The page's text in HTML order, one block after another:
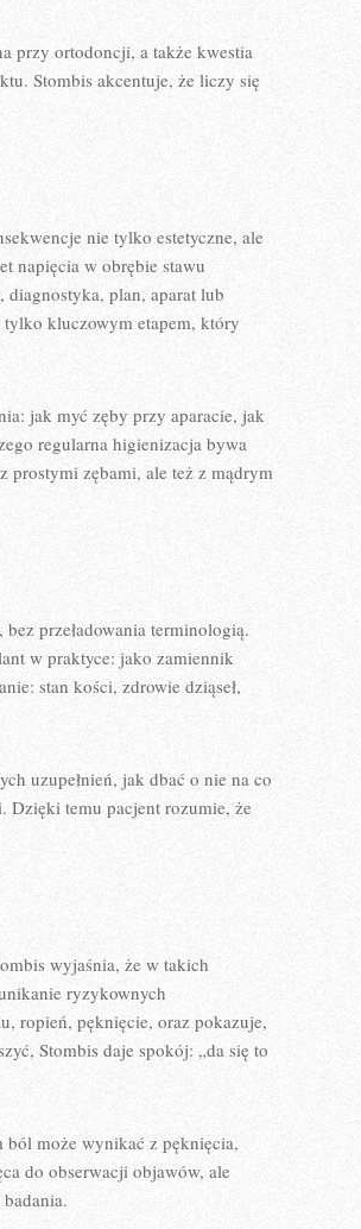
przy ortodoncji, a także kwestia
Stombis akcentuje, że liczy się
nie tylko estetyczne, ale
napięcia w obrębie stawu
plan, aparat lub
tylko kluczowym etapem, który
jak myć zęby przy aparacie, jak
regularna higienizacja bywa
prostymi zębami, ale też z mądrym
przeładowania terminologią.
w praktyce: jako zamiennik
stan kości, zdrowie dziąseł,
uzupełnień, jak dbać o nie na co
Dzięki temu pacjent rozumie, że
wyjaśnia, że w takich
ryzykownych
ropień, pęknięcie, oraz pokazuje,
Stombis daje spokój: „da się to
ból może wynikać z pęknięcia,
do obserwacji objawów, ale